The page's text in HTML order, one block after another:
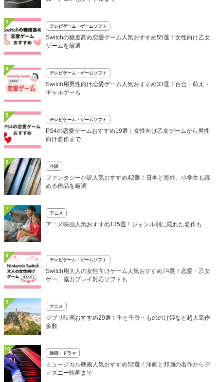
3
テレビゲーム・ゲームソフト
Switchの糖度高め恋愛ゲーム人気おすすめ55選！女性向け乙女
ゲームを厳選
4
テレビゲーム・ゲームソフト
Switch用男性向け恋愛ゲーム人気おすすめ33選！百合・萌え・
ギャルゲーも
5
テレビゲーム・ゲームソフト
PS4の恋愛ゲームおすすめ19選｜女性向け乙女ゲームから男性
向け名作まで
6
小説
ファンタジー小説人気おすすめ42選！日本と海外、小学生も読
める作品を厳選
7
アニメ
アニメ映画人気おすすめ135選！ジャンル別に隠れた名作も
8
テレビゲーム・ゲームソフト
Switch用大人の女性向けゲーム人気おすすめ74選！恋愛・乙女
ゲー、協力プレイ対応ソフトも
9
アニメ
ジブリ映画おすすめ29選！千と千尋・もののけ姫など超人気作
多数
10
映画・ドラマ
ミュージカル映画人気おすすめ52選！洋画と邦画の名作からデ
ィズニー映画まで